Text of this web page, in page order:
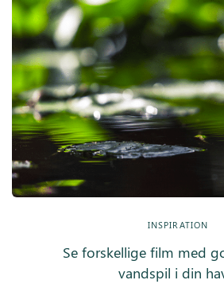
INSPIRATION
Se forskellige film med
vandspil i din